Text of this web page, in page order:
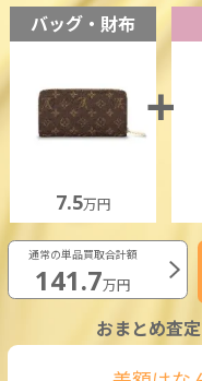
バッグ・財布
7.5万円
通常の単品買取合計額
141.7万円
おまとめ査